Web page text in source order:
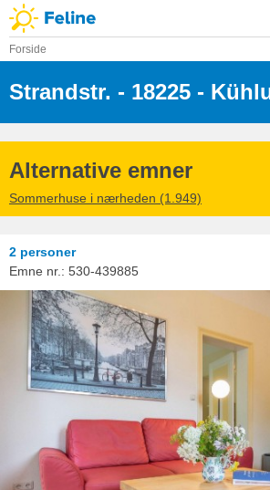
Forside
Strandstr. - 18225 -
Alternative emner
Sommerhuse i nærheden (1.949)
2 personer
Emne nr.: 530-439885